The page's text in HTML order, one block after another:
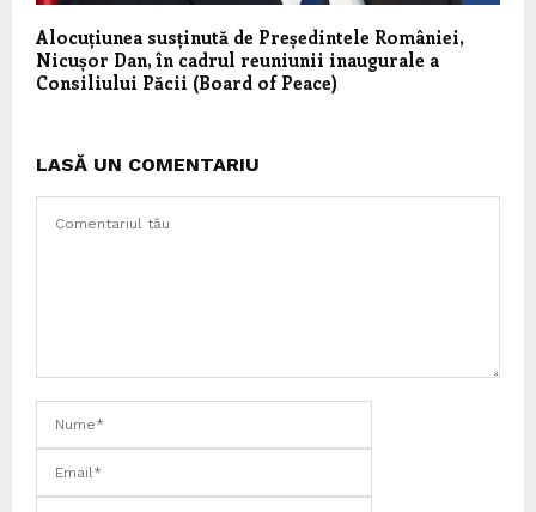
Alocuțiunea susținută de Președintele României,
Nicușor Dan, în cadrul reuniunii inaugurale a
Consiliului Păcii (Board of Peace)
LASĂ UN COMENTARIU